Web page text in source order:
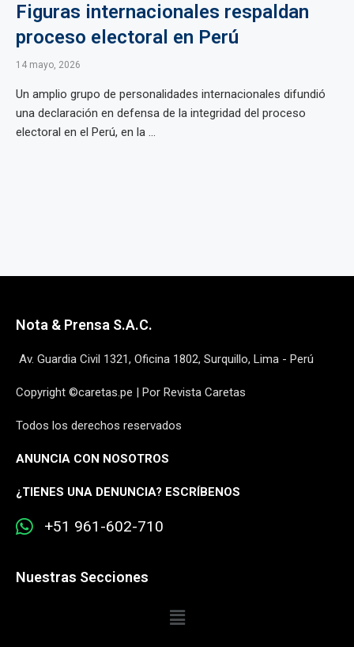
Figuras internacionales respaldan
proceso electoral en Perú
14 mayo, 2026
Un amplio grupo de personalidades internacionales difundió
una declaración en defensa de la integridad del proceso
electoral en el Perú, en la ...
Nota & Prensa S.A.C.
Av. Guardia Civil 1321, Oficina 1802, Surquillo, Lima - Perú
Copyright ©caretas.pe | Por Revista Caretas
Todos los derechos reservados
ANUNCIA CON NOSOTROS
¿TIENES UNA DENUNCIA? ESCRÍBENOS
+51 961-602-710
Nuestras Secciones